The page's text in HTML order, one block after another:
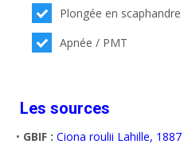
Plongée en scaphandre
Apnée / PMT
Les sources
• GBIF : Ciona roulii Lahille, 1887